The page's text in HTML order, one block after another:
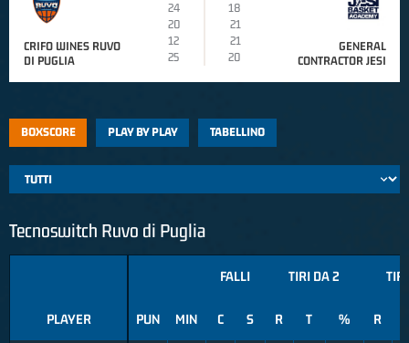
CRIFO WINES RUVO
DI PUGLIA
24
18
20
21
12
21
25
20
GENERAL
CONTRACTOR JESI
BOXSCORE PLAY BY PLAY TABELLINO
Tecnoswitch Ruvo di Puglia
PLAYER
FALLI TIRI DA 2
PUN MIN C S R T % R